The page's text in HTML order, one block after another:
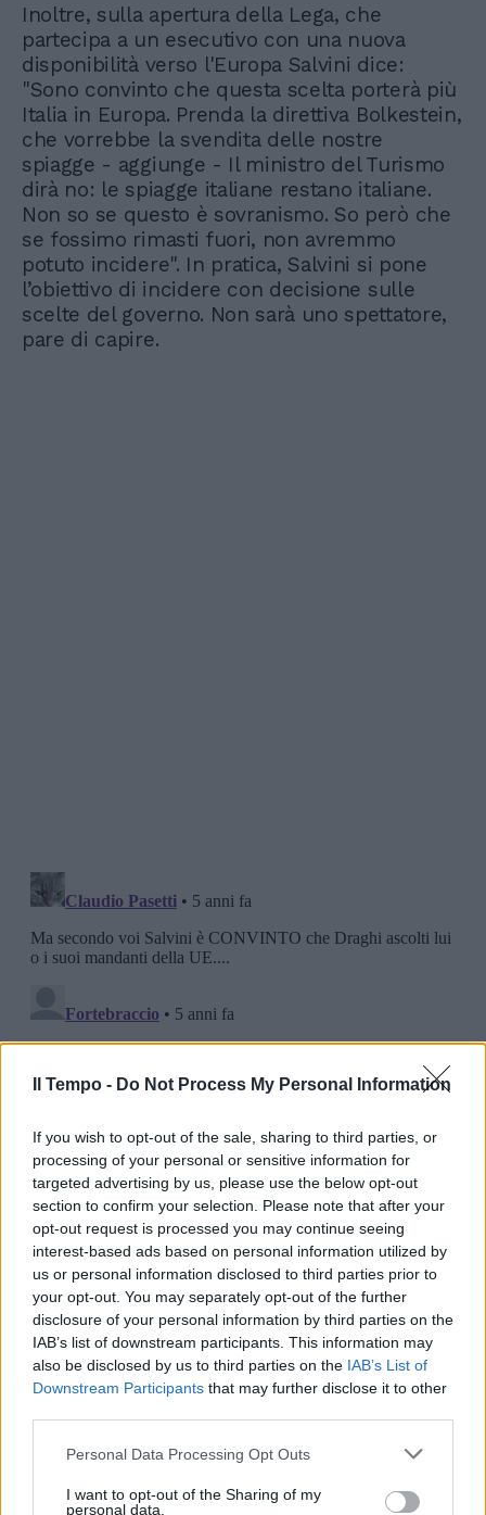
Il Tempo - Do Not Process My Personal Information
If you wish to opt-out of the sale, sharing to third parties, or
processing of your personal or sensitive information for
targeted advertising by us, please use the below opt-out
section to confirm your selection. Please note that after your
opt-out request is processed you may continue seeing
interest-based ads based on personal information utilized by
us or personal information disclosed to third parties prior to
your opt-out. You may separately opt-out of the further
disclosure of your personal information by third parties on the
IAB’s list of downstream participants. This information may
also be disclosed by us to third parties on the IAB’s List of
Downstream Participants that may further disclose it to other
Personal Data Processing Opt Outs
I want to opt-out of the Sharing of my
personal data.
Inoltre, sulla apertura della Lega, che
partecipa a un esecutivo con una nuova
disponibilità verso l'Europa Salvini dice:
"Sono convinto che questa scelta porterà più
Italia in Europa. Prenda la direttiva Bolkestein,
che vorrebbe la svendita delle nostre
spiagge - aggiunge - Il ministro del Turismo
dirà no: le spiagge italiane restano italiane.
Non so se questo è sovranismo. So però che
se fossimo rimasti fuori, non avremmo
potuto incidere". In pratica, Salvini si pone
l’obiettivo di incidere con decisione sulle
scelte del governo. Non sarà uno spettatore,
pare di capire.